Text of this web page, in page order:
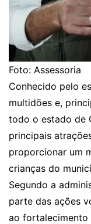
Foto: Assessoria
Conhecido pelo
multidões e,
todo o estado de
principais
proporcionar um
crianças do
Segundo a
parte das ações
ao fortalecimento